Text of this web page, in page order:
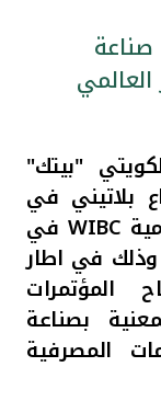
"بيتك"
بلاتيني في
WIBC في
وذلك في اطار
المؤتمرات
بصناعة
المصرفية